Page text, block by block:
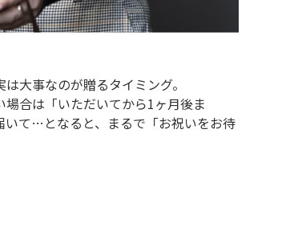
大事なのが贈るタイミング。
合は「いただいてから1ヶ月後ま
いて…となると、まるで「お祝いをお待